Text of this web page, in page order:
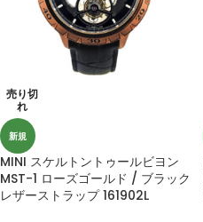
売り切
れ
新規
MINI スケルトントゥールビヨン
MST-1 ローズゴールド / ブラック
レザーストラップ 161902L